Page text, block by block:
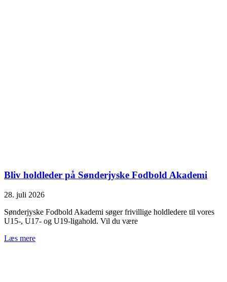
Bliv holdleder på Sønderjyske Fodbold Akademi
28. juli 2026
Sønderjyske Fodbold Akademi søger frivillige holdledere til vores
U15-, U17- og U19-ligahold. Vil du være
Læs mere